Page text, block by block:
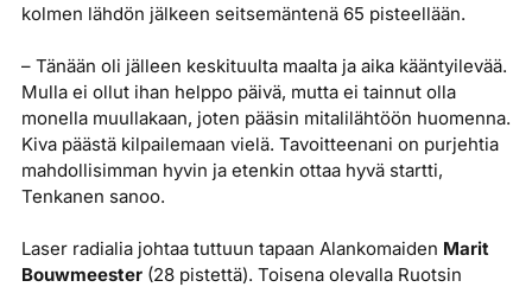
kolmen lähdön jälkeen seitsemäntenä 65 pisteellään.
– Tänään oli jälleen keskituulta maalta ja aika kääntyilevää.
Mulla ei ollut ihan helppo päivä, mutta ei tainnut olla
monella muullakaan, joten pääsin mitalilähtöön huomenna.
Kiva päästä kilpailemaan vielä. Tavoitteenani on purjehtia
mahdollisimman hyvin ja etenkin ottaa hyvä startti,
Tenkanen sanoo.
Laser radialia johtaa tuttuun tapaan Alankomaiden Marit
Bouwmeester(28 pistettä). Toisena olevalla Ruotsin